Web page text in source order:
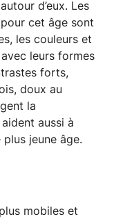
d’eux. Les
cet âge sont
les couleurs et
leurs formes
forts,
doux au
la
aussi à
jeune âge.
mobiles et